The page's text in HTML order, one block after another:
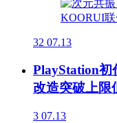
32 07.13
PlayStation初
改造突破上限
3 07.13